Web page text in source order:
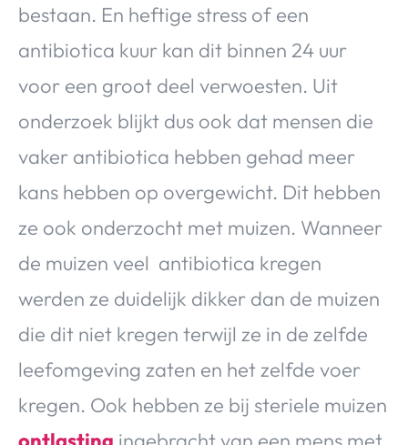
bestaan. En heftige stress of een
antibiotica kuur kan dit binnen 24 uur
voor een groot deel verwoesten. Uit
onderzoek blijkt dus ook dat mensen die
vaker antibiotica hebben gehad meer
kans hebben op overgewicht. Dit hebben
ze ook onderzocht met muizen. Wanneer
de muizen veel antibiotica kregen
werden ze duidelijk dikker dan de muizen
die dit niet kregen terwijl ze in de zelfde
leefomgeving zaten en het zelfde voer
kregen. Ook hebben ze bij steriele muizen